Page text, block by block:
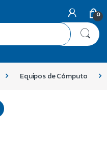
0
Equipos de Cómputo